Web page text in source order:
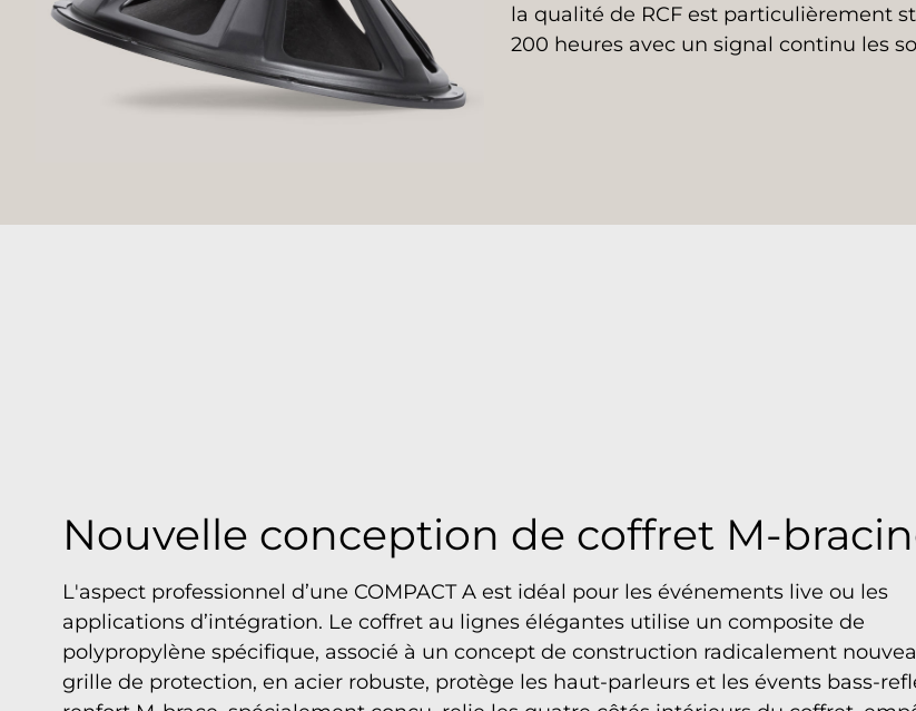
la qualité de RCF est particulièrement
200 heures avec un signal continu les
Nouvelle conception de coffret M-
L'aspect professionnel d’une COMPACT A est idéal pour les événements live ou les
applications d’intégration. Le coffret au lignes élégantes utilise un composite de
polypropylène spécifique, associé à un concept de construction radicalement
grille de protection, en acier robuste, protège les haut-parleurs et les évents bass-